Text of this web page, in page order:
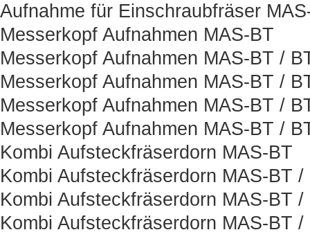
Aufnahme für Einschraubfräser
Messerkopf Aufnahmen MAS-BT
Messerkopf Aufnahmen MAS-BT /
Messerkopf Aufnahmen MAS-BT /
Messerkopf Aufnahmen MAS-BT /
Messerkopf Aufnahmen MAS-BT /
Kombi Aufsteckfräserdorn MAS-BT
Kombi Aufsteckfräserdorn MAS-BT /
Kombi Aufsteckfräserdorn MAS-BT /
Kombi Aufsteckfräserdorn MAS-BT /